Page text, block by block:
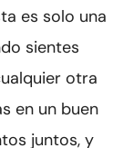
es solo una
sientes
otra
en un buen
juntos, y